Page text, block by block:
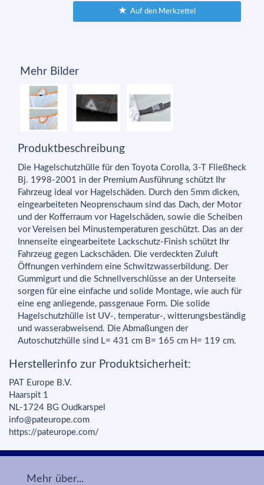
Auf den Merkzettel
Mehr Bilder
Produktbeschreibung
Die Hagelschutzhülle für den Toyota Corolla, 3-T Fließheck
Bj. 1998-2001 in der Premium Ausführung schützt Ihr
Fahrzeug ideal vor Hagelschäden. Durch den 5mm dicken,
eingearbeiteten Neoprenschaum sind das Dach, der Motor
und der Kofferraum vor Hagelschäden, sowie die Scheiben
vor Vereisen bei Minustemperaturen geschützt. Das an der
Innenseite eingearbeitete Lackschutz-Finish schützt Ihr
Fahrzeug gegen Lackschäden. Die verdeckten Zuluft
Öffnungen verhindern eine Schwitzwasserbildung. Der
Gummigurt und die Schnellverschlüsse an der Unterseite
sorgen für eine einfache und solide Montage, wie auch für
eine eng anliegende, passgenaue Form. Die solide
Hagelschutzhülle ist UV-, temperatur-, witterungsbeständig
und wasserabweisend. Die Abmaßungen der
Autoschutzhülle sind L= 431 cm B= 165 cm H= 119 cm.
Herstellerinfo zur Produktsicherheit:
PAT Europe B.V.
Haarspit 1
NL-1724 BG Oudkarspel
info@pateurope.com
https://pateurope.com/
Mehr über...